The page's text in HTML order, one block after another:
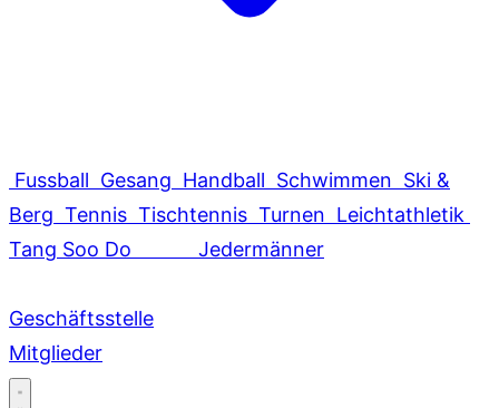
Fussball Gesang Handball Schwimmen Ski &
Berg Tennis Tischtennis Turnen Leichtathletik
Tang Soo Do
Jedermänner
Geschäftsstelle
Mitglieder